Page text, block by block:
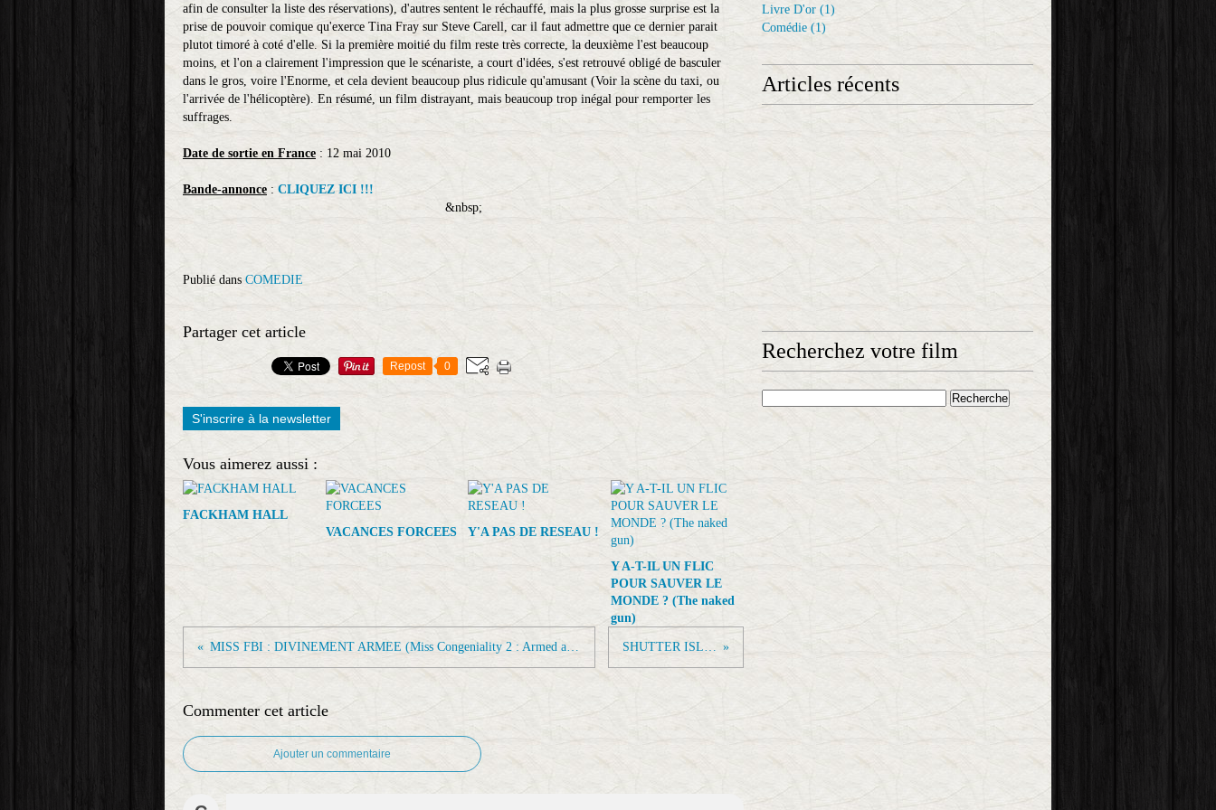
afin de consulter la liste des réservations), d'autres sentent le réchauffé, mais la plus grosse surprise est la
prise de pouvoir comique qu'exerce Tina Fray sur Steve Carell, car il faut admettre que ce dernier parait
plutot timoré à coté d'elle. Si la première moitié du film reste très correcte, la deuxième l'est beaucoup
moins, et l'on a clairement l'impression que le scénariste, a court d'idées, s'est retrouvé obligé de basculer
dans le gros, voire l'Enorme, et cela devient beaucoup plus ridicule qu'amusant (Voir la scène du taxi, ou
l'arrivée de l'hélicoptère). En résumé, un film distrayant, mais beaucoup trop inégal pour remporter les
suffrages.
Date de sortie en France : 12 mai 2010
Bande-annonce : CLIQUEZ ICI !!!
&nbsp;
Publié dans COMEDIE
Partager cet article
Repost 0
S'inscrire à la newsletter
Vous aimerez aussi :
FACKHAM HALL
VACANCES FORCEES
Y'A PAS DE RESEAU !
Y A-T-IL UN FLIC
POUR SAUVER LE
MONDE ? (The naked
gun)
MISS FBI : DIVINEMENT ARMEE (Miss Congeniality 2 : Armed and fabulous) SHUTTER ISLAND
Commenter cet article
Ajouter un commentaire
Livre D'or (1)
Comédie (1)
Articles récents
Recherchez votre film